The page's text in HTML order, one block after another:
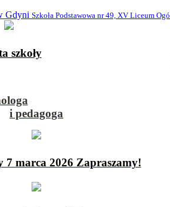
Gdyni Szkoła Podstawowa nr 49, XV Liceum
szkoły
i pedagoga
7 marca 2026 Zapraszamy!